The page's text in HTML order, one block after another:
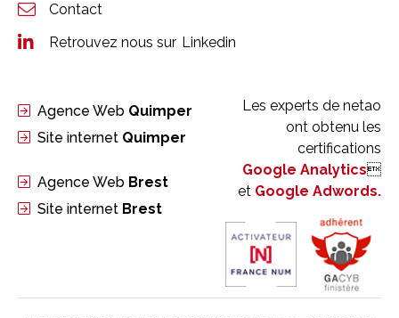
Contact
Retrouvez nous sur Linkedin
Agence Web Quimper
Site internet Quimper
Agence Web Brest
Site internet Brest
Les experts de netao
ont obtenu les
certifications
Google Analytics
et Google Adwords.